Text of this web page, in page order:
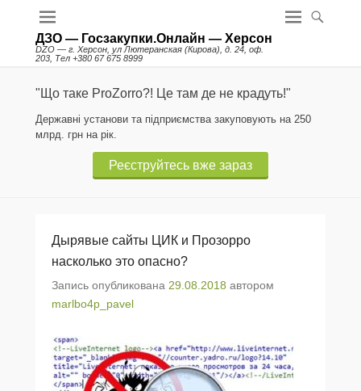
ДЗО — Госзакупки.Онлайн — Херсон
DZO — г. Херсон, ул Лютеранская (Кирова), д. 24, оф.
203, Тел +380 67 675 8999
"Що таке ProZorro?! Це там де не крадуть!"
Державні установи та підприємства закуповують на 250
млрд. грн на рік.
Реєструйтесь вже зараз
Дырявые сайты ЦИК и Прозорро
насколько это опасно?
Запись опубликована 29.08.2018 автором
marlbo4p_pavel